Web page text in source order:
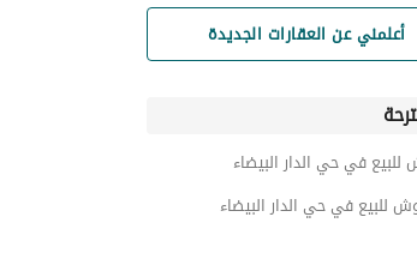
أعلمني عن العقارات الجديدة
للبيع في حي الدار البيضاء
للبيع في حي الدار البيضاء